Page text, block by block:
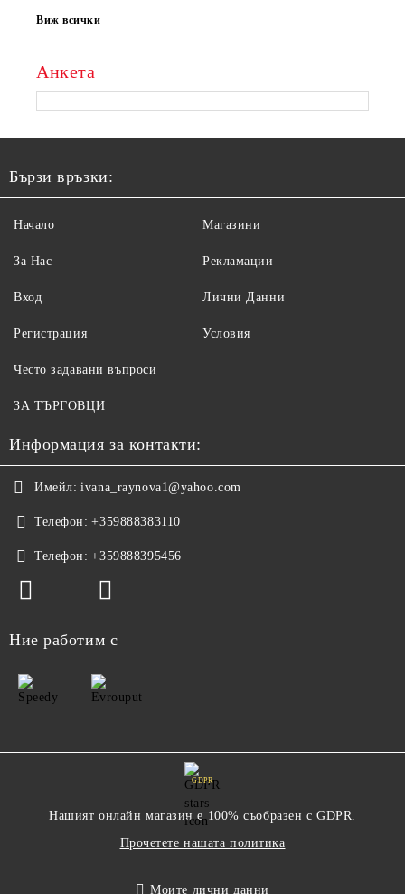
Виж всички
Анкета
Бързи връзки:
Начало
За Нас
Вход
Регистрация
Магазини
Рекламации
Лични Данни
Условия
Често задавани въпроси
ЗА ТЪРГОВЦИ
Информация за контакти:
Имейл: ivana_raynova1@yahoo.com
Телефон: +359888383110
Телефон: +359888395456
Ние работим с
GDPR
Нашият онлайн магазин е 100% съобразен с GDPR.
Прочетете нашата политика
Моите лични данни